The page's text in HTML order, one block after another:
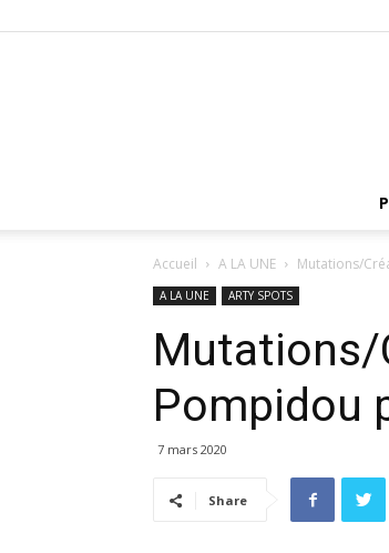
Accueil A LA UNE Mutations/
A LA UNE ARTY SPOTS
Mutations/
Pompidou
7 mars 2020
Share